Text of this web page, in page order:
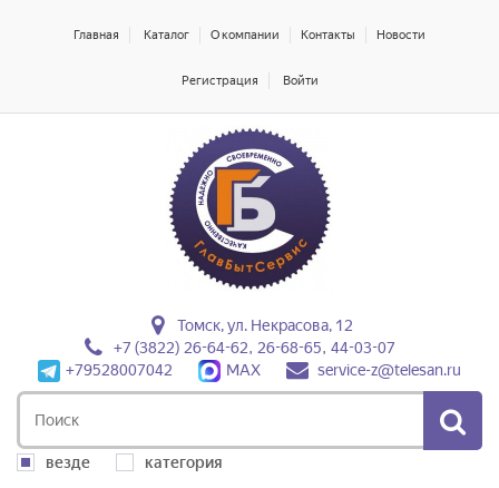
Главная Каталог О компании Контакты Новости
Регистрация Войти
Томск, ул. Некрасова, 12
+7 (3822) 26-64-62, 26-68-65, 44-03-07
+79528007042
MAX service-z@telesan.ru
везде категория